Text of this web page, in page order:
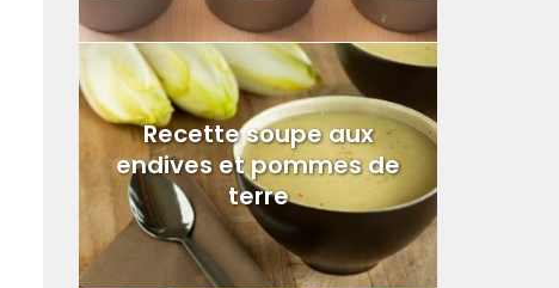
Recette soupe aux
endives et pommes de
terre